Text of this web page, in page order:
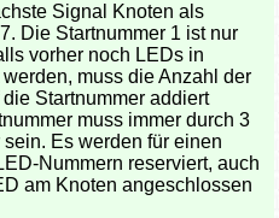
Signal Knoten als
Die Startnummer 1 ist nur
vorher noch LEDs in
muss die Anzahl der
Startnummer addiert
muss immer durch 3
Es werden für einen
Nummern reserviert, auch
am Knoten angeschlossen